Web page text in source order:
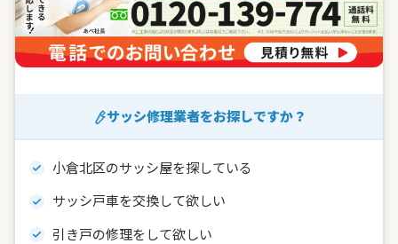
サッシ修理業者をお探しですか？
小倉北区のサッシ屋を探している
サッシ戸車を交換して欲しい
引き戸の修理をして欲しい